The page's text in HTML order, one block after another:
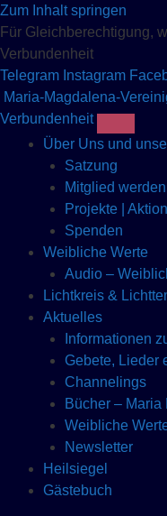
Zum Inhalt springen
Für Gleichberechtigung,
Verbundenheit
Telegram Instagram
Maria-Magdalena-
Verbundenheit
Über Uns und
Satzung
Mitglied werden
Projekte |
Spenden
Weibliche Werte
Audio –
Lichtkreis &
Aktuelles
Informationen
Gebete, Lieder
Channelings
Bücher – Maria
Weibliche
Newsletter
Heilsiegel
Gästebuch